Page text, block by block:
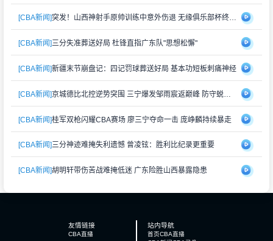
[CBA新闻] 突发！山西神射手原帅训练中意外伤退 无缘俱乐部杯终极对决
[CBA新闻]三分失准葬送好局 杜锋直指广东队"思想松懈"
[CBA新闻]新疆末节崩盘记：四记罚球葬送好局 基本功短板刺痛神经
[CBA新闻] 京城德比北控逆势突围 三宁爆发邹雨宸返巅峰 防守蜕变成关键
[CBA新闻]桂军双枪闪耀CBA赛场 廖三宁夺命一击 庞峥麟持续暴走
[CBA新闻]三分神迹难掩失利遗憾 曾凌铉：胜利比纪录更重要
[CBA新闻]胡明轩带伤苦战难掩低迷 广东险胜山西暴露隐患
友情链接
CBA直播
站内导航
首页CBA直播